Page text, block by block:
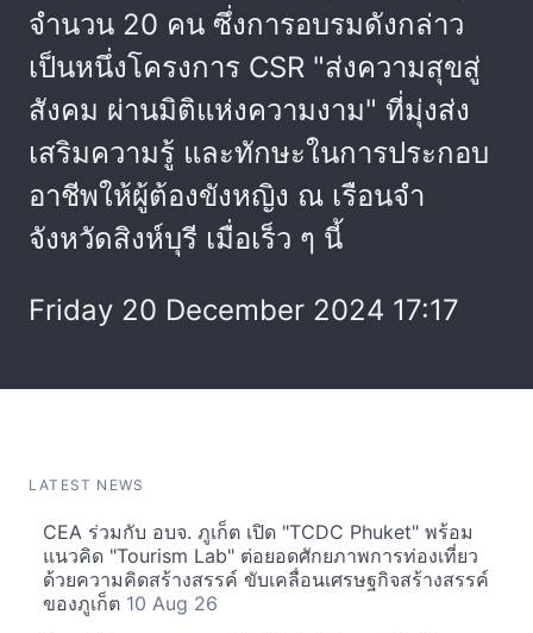
จำนวน 20 คน ซึ่งการอบรมดังกล่าว
เป็นหนึ่งโครงการ CSR "ส่งความสุขสู่
สังคม ผ่านมิติแห่งความงาม" ที่มุ่งส่ง
เสริมความรู้ และทักษะในการประกอบ
อาชีพให้ผู้ต้องขังหญิง ณ เรือนจำ
จังหวัดสิงห์บุรี เมื่อเร็ว ๆ นี้
Friday 20 December 2024 17:17
LATEST NEWS
CEA ร่วมกับ อบจ. ภูเก็ต เปิด "TCDC Phuket" พร้อม
แนวคิด "Tourism Lab" ต่อยอดศักยภาพการท่องเที่ยว
ด้วยความคิดสร้างสรรค์ ขับเคลื่อนเศรษฐกิจสร้างสรรค์
ของภูเก็ต 10 Aug 26